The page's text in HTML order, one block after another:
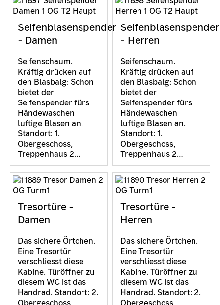
Seifenblasenspender
- Damen
Seifenschaum.
Kräftig drücken auf
den Blasbalg: Schon
bietet der
Seifenspender fürs
Händewaschen
luftige Blasen an.
Standort: 1.
Obergeschoss,
Treppenhaus 2…
Seifenblasenspender
- Herren
Seifenschaum.
Kräftig drücken auf
den Blasbalg: Schon
bietet der
Seifenspender fürs
Händewaschen
luftige Blasen an.
Standort: 1.
Obergeschoss,
Treppenhaus 2…
Tresortüre -
Damen
Das sichere Örtchen.
Eine Tresortür
verschliesst diese
Kabine. Türöffner zu
diesem WC ist das
Handrad. Standort: 2.
Obergeschoss,
Tresortüre -
Herren
Das sichere Örtchen.
Eine Tresortür
verschliesst diese
Kabine. Türöffner zu
diesem WC ist das
Handrad. Standort: 2.
Obergeschoss,